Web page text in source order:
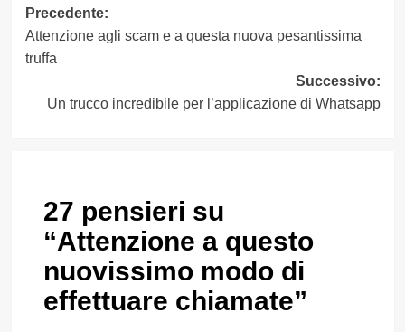
Navigazione
articolo
Precedente:
Attenzione agli scam e a questa nuova pesantissima
truffa
Successivo:
Un trucco incredibile per l’applicazione di Whatsapp
27 pensieri su
“Attenzione a questo
nuovissimo modo di
effettuare chiamate”